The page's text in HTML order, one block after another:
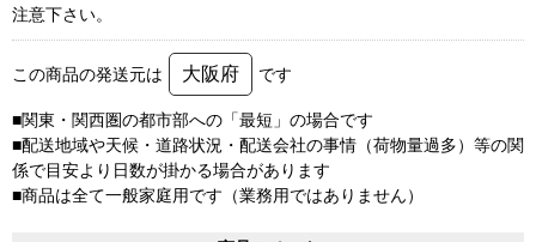
注意下さい。
この商品の発送元は 大阪府 です
■関東・関西圏の都市部への「最短」の場合です
■配送地域や天候・道路状況・配送会社の事情（荷物量過多）等の関
係で目安より日数が掛かる場合があります
■商品は全て一般家庭用です（業務用ではありません）